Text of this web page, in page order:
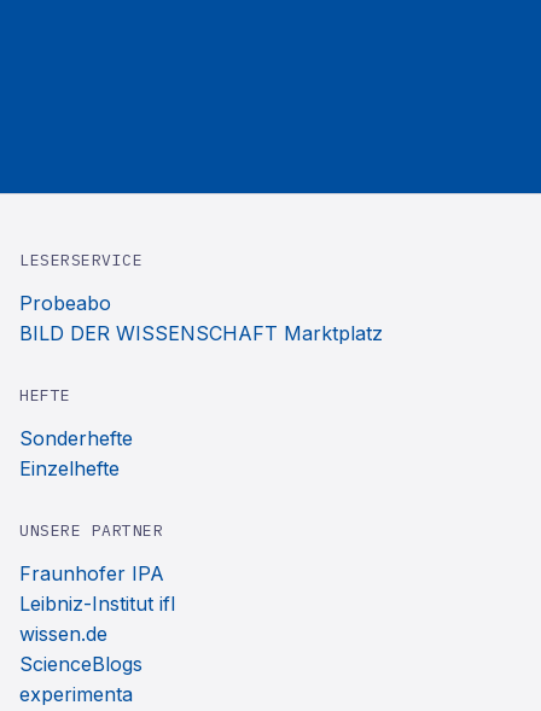
LESERSERVICE
Probeabo
BILD DER WISSENSCHAFT Marktplatz
HEFTE
Sonderhefte
Einzelhefte
UNSERE PARTNER
Fraunhofer IPA
Leibniz-Institut ifl
wissen.de
ScienceBlogs
experimenta